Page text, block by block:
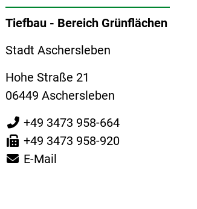
Tiefbau - Bereich Grünflächen
Stadt Aschersleben
Hohe Straße 21
06449 Aschersleben
+49 3473 958-664
+49 3473 958-920
E-Mail